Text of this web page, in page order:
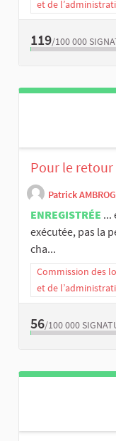
et de
119/100 000
Pour le
Patrick
ENREGISTRÉE ...
exécutée, pas la
cha...
Commission des
et de
56/100 000